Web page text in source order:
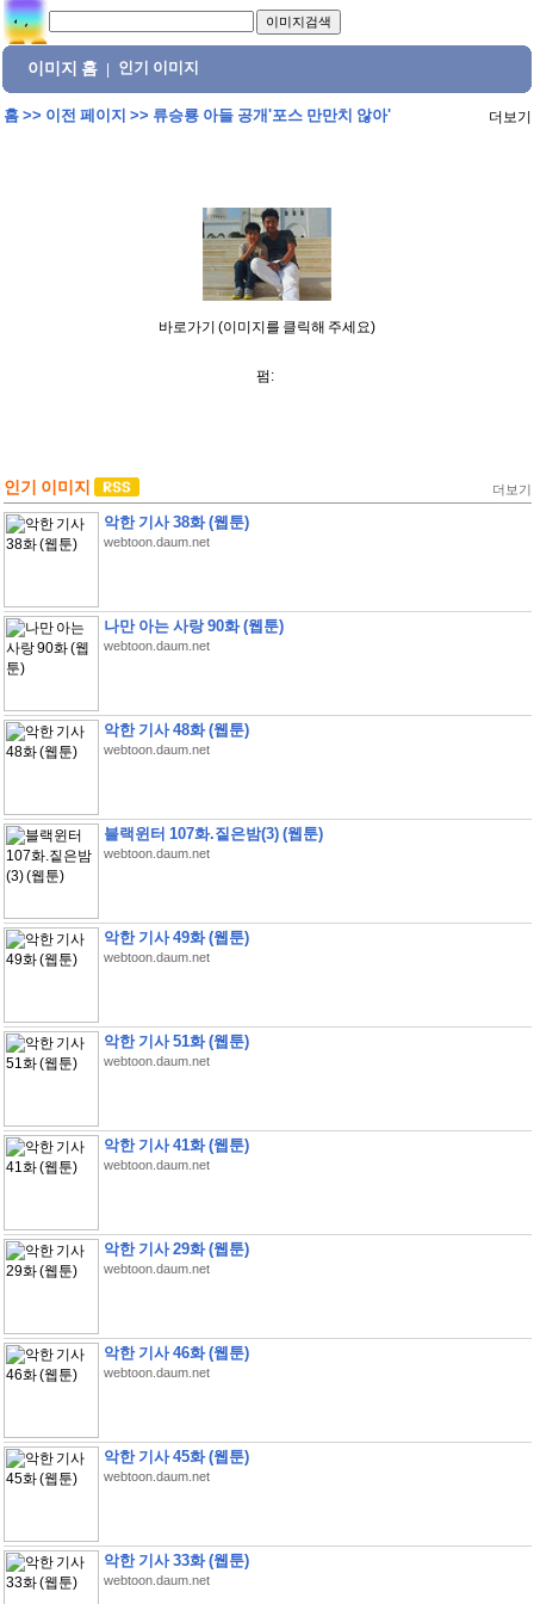
이미지 홈 인기 이미지
홈>> 이전 페이지 >> 류승룡 아들 공개'포스 만만치 않아' 더보기
바로가기 (이미지를 클릭해 주세요)
펌:
인기 이미지 더보기
악한 기사 38화 (웹툰)
webtoon.daum.net
나만 아는 사랑 90화 (웹툰)
webtoon.daum.net
악한 기사 48화 (웹툰)
webtoon.daum.net
블랙윈터 107화.짙은밤(3) (웹툰)
webtoon.daum.net
악한 기사 49화 (웹툰)
webtoon.daum.net
악한 기사 51화 (웹툰)
webtoon.daum.net
악한 기사 41화 (웹툰)
webtoon.daum.net
악한 기사 29화 (웹툰)
webtoon.daum.net
악한 기사 46화 (웹툰)
webtoon.daum.net
악한 기사 45화 (웹툰)
webtoon.daum.net
악한 기사 33화 (웹툰)
webtoon.daum.net